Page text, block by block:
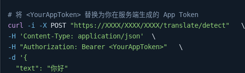
# 将 <YourAppToken> 替换为你在服务端生成的 App Token
curl
-i -X POST "https://XXXX/XXXX/XXXX/translate/detect"
\
-H
'Content-Type: application/json'
\
-H
"Authorization: Bearer <YourAppToken>"
\
-d
'{
  "text": "你好"